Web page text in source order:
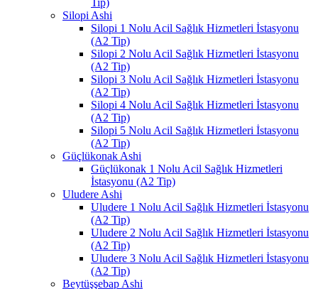
Silopi Ashi
Silopi 1 Nolu Acil Sağlık Hizmetleri İstasyonu
(A2 Tip)
Silopi 2 Nolu Acil Sağlık Hizmetleri İstasyonu
(A2 Tip)
Silopi 3 Nolu Acil Sağlık Hizmetleri İstasyonu
(A2 Tip)
Silopi 4 Nolu Acil Sağlık Hizmetleri İstasyonu
(A2 Tip)
Silopi 5 Nolu Acil Sağlık Hizmetleri İstasyonu
(A2 Tip)
Güçlükonak Ashi
Güçlükonak 1 Nolu Acil Sağlık Hizmetleri
İstasyonu (A2 Tip)
Uludere Ashi
Uludere 1 Nolu Acil Sağlık Hizmetleri İstasyonu
(A2 Tip)
Uludere 2 Nolu Acil Sağlık Hizmetleri İstasyonu
(A2 Tip)
Uludere 3 Nolu Acil Sağlık Hizmetleri İstasyonu
(A2 Tip)
Beytüşşebap Ashi